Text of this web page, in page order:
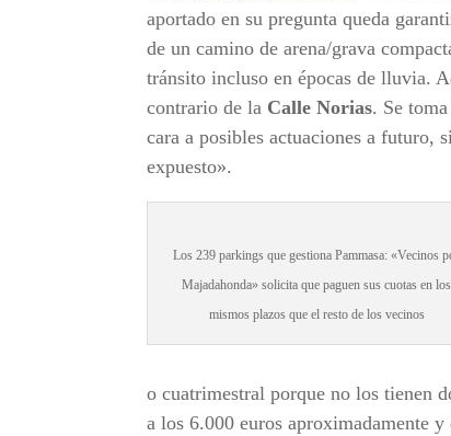
aportado en su pregunta queda
de un camino de arena/grava
tránsito incluso en épocas de lluvia.
contrario de la Calle Norias. Se
cara a posibles actuaciones a futuro,
expuesto».
Los 239 parkings que gestiona Pammasa: «Vecinos
Majadahonda» solicita que paguen sus cuotas en los
mismos plazos que el resto de los vecinos
o cuatrimestral porque no los tienen
a los 6.000 euros aproximadamente